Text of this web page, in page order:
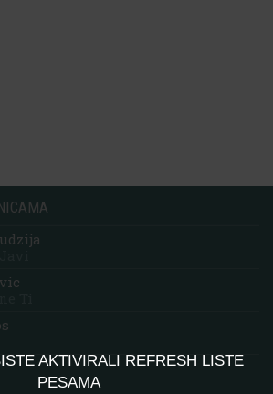
AKTIVIRALI REFRESH LISTE
PESAMA
Ti